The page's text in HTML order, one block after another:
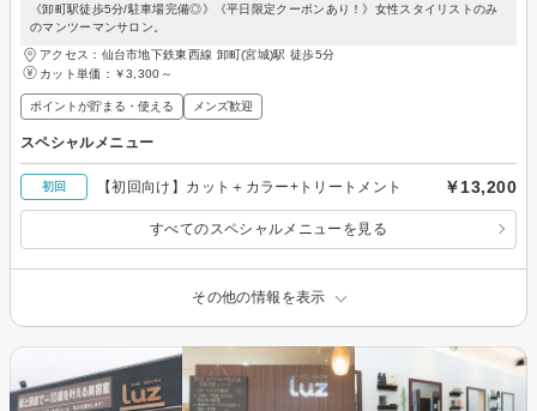
《卸町駅徒歩5分/駐車場完備◎》《平日限定クーポンあり！》女性スタイリストのみ
のマンツーマンサロン。
アクセス：仙台市地下鉄東西線 卸町(宮城)駅 徒歩5分
カット単価： ￥3,300～
ポイントが貯まる・使える メンズ歓迎
スペシャルメニュー
初回 【初回向け】カット＋カラー+トリートメント ￥13,200
すべてのスペシャルメニューを見る
その他の情報を表示